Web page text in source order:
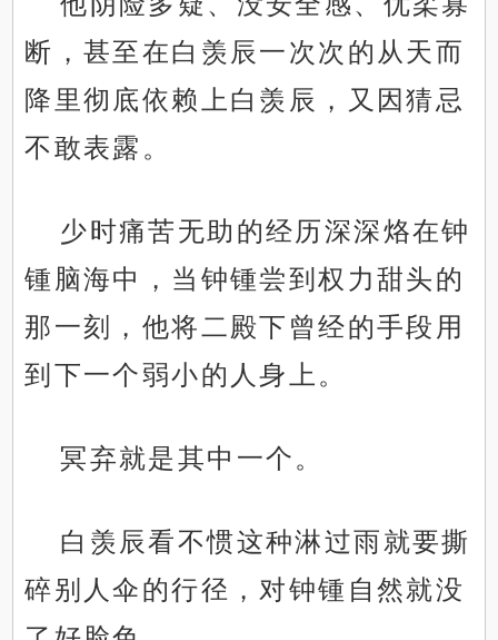
断，甚至在白羡辰一次次的从天而
降里彻底依赖上白羡辰，又因猜忌
不敢表露。
少时痛苦无助的经历深深烙在钟
锺脑海中，当钟锺尝到权力甜头的
那一刻，他将二殿下曾经的手段用
到下一个弱小的人身上。
冥弃就是其中一个。
白羡辰看不惯这种淋过雨就要撕
碎别人伞的行径，对钟锺自然就没